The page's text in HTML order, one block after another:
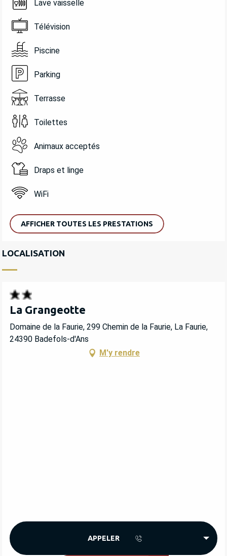
Lave vaisselle
Télévision
Piscine
Parking
Terrasse
Toilettes
Animaux acceptés
Draps et linge
WiFi
AFFICHER TOUTES LES PRESTATIONS
LOCALISATION
La Grangeotte
Domaine de la Faurie, 299 Chemin de la Faurie, La Faurie,
24390 Badefols-d'Ans
M'y rendre
APPELER